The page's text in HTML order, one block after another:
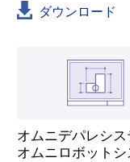
ダウンロード
オムニデパレシス
オムニロボットシ